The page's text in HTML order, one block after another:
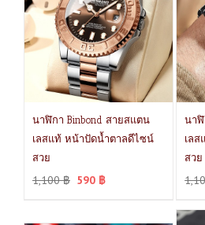
นาฬิกา Binbond สายสแตน
เลสแท้ หน้าปัดน้ำตาลดีไซน์
สวย
1,100฿ 590 ฿
นาฬิ
เล
สวย